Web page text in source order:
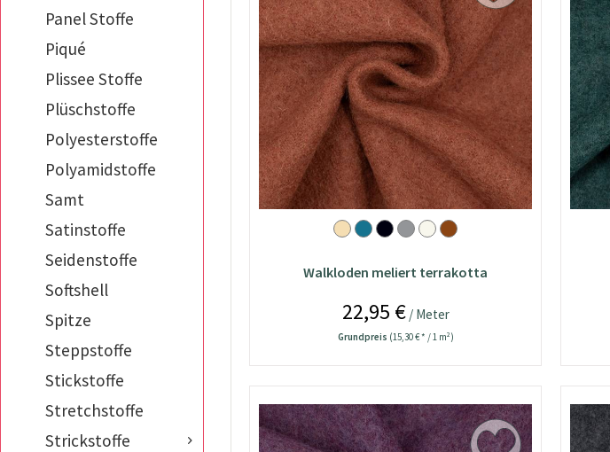
Panel Stoffe
Piqué
Plissee Stoffe
Plüschstoffe
Polyesterstoffe
Polyamidstoffe
Samt
Satinstoffe
Seidenstoffe
Softshell
Spitze
Steppstoffe
Stickstoffe
Stretchstoffe
Strickstoffe
Walkloden meliert terrakotta
22,95 €/ Meter
Grundpreis (15,30 € * / 1 m²)